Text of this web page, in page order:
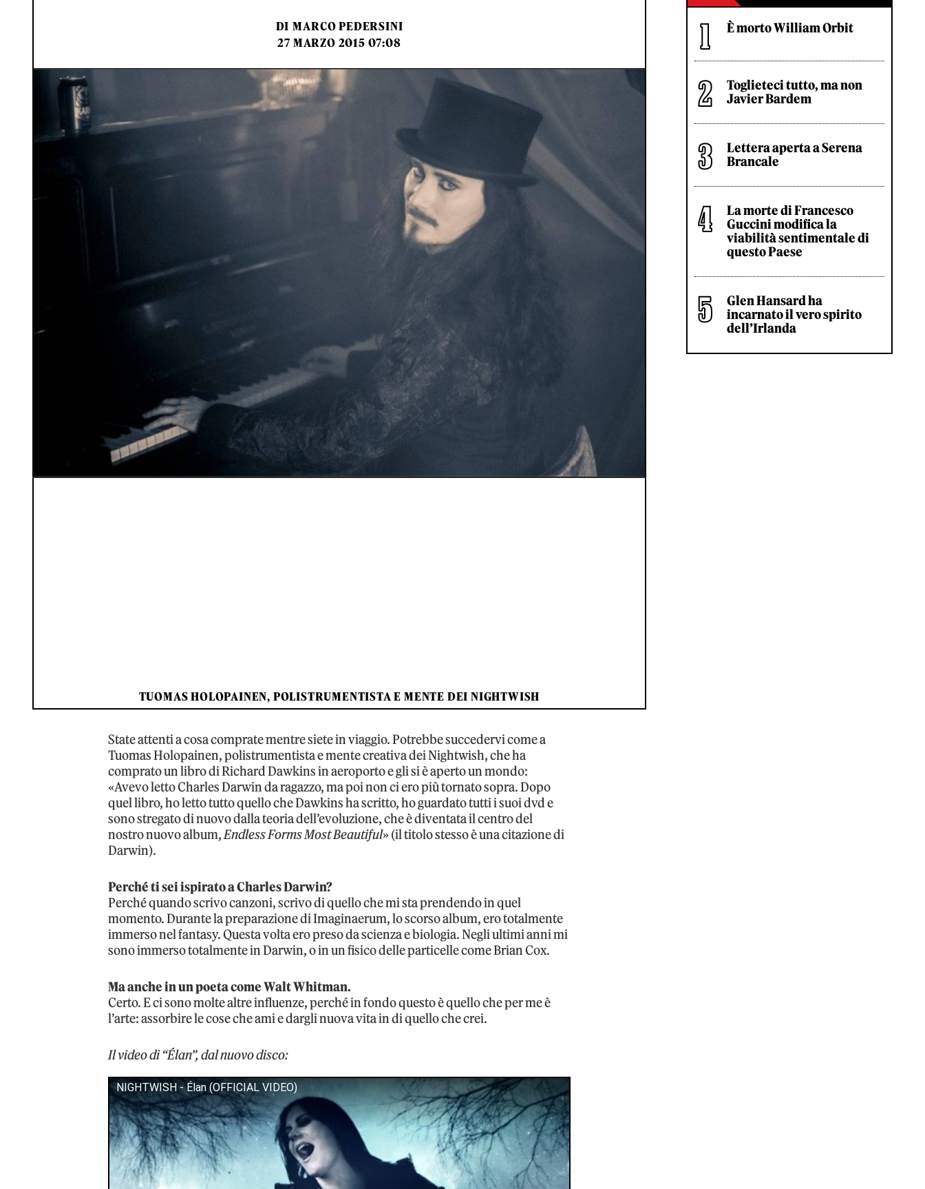
DI MARCO PEDERSINI
27 MARZO 2015 07:08
TUOMAS HOLOPAINEN, POLISTRUMENTISTA E MENTE DEI NIGHTWISH
State attenti a cosa comprate mentre siete in viaggio. Potrebbe succedervi come a
Tuomas Holopainen, polistrumentista e mente creativa dei Nightwish, che ha
comprato un libro di Richard Dawkins in aeroporto e gli si è aperto un mondo:
«Avevo letto Charles Darwin da ragazzo, ma poi non ci ero più tornato sopra. Dopo
quel libro, ho letto tutto quello che Dawkins ha scritto, ho guardato tutti i suoi dvd e
sono stregato di nuovo dalla teoria dell’evoluzione, che è diventata il centro del
nostro nuovo album,Endless Forms Most Beautiful» (il titolo stesso è una citazione di
Darwin).
Perché ti sei ispirato a Charles Darwin?
Perché quando scrivo canzoni, scrivo di quello che mi sta prendendo in quel
momento. Durante la preparazione di Imaginaerum, lo scorso album, ero totalmente
immerso nel fantasy. Questa volta ero preso da scienza e biologia. Negli ultimi anni mi
sono immerso totalmente in Darwin, o in un fisico delle particelle come Brian Cox.
Ma anche in un poeta come Walt Whitman.
Certo. E ci sono molte altre influenze, perché in fondo questo è quello che per me è
l’arte: assorbire le cose che ami e dargli nuova vita in di quello che crei.
Il video di “Élan”, dal nuovo disco:
NIGHTWISH - Élan (OFFICIAL VIDEO)
È morto William Orbit
Toglieteci tutto, ma non
Javier Bardem
Lettera aperta a Serena
Brancale
La morte di Francesco
Guccini modifica la
viabilità sentimentale di
questo Paese
Glen Hansard ha
incarnato il vero spirito
dell’Irlanda